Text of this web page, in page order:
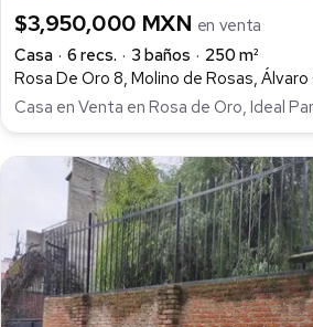
$3,950,000 MXN en venta
Casa
6 recs. 3 baños
250 m²
Rosa De Oro 8, Molino de Rosas,
Casa en Venta en Rosa de Oro, Ideal